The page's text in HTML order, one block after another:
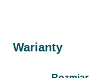
Warianty